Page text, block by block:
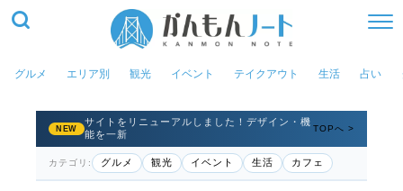
グルメ エリア別 観光 イベント テイクアウト 生活 占い
NEW
サイトをリニューアルしました！デザイン・機
能を一新
TOPへ >
カテゴリ: グルメ 観光 イベント 生活 カフェ